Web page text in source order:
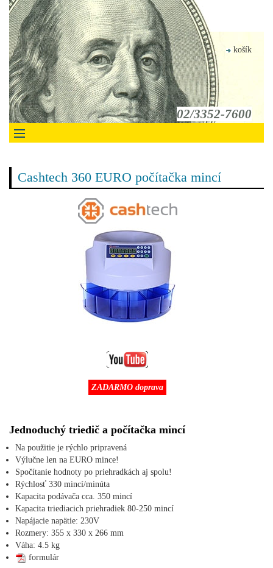
košík
02/3352-7600
Cashtech 360 EURO počítačka mincí
ZADARMO doprava
Jednoduchý triedič a počítačka mincí
Na použitie je rýchlo pripravená
Výlučne len na EURO mince!
Spočítanie hodnoty po priehradkách aj spolu!
Rýchlosť 330 mincí/minúta
Kapacita podávača cca. 350 mincí
Kapacita triediacich priehradiek 80-250 mincí
Napájacie napätie: 230V
Rozmery: 355 x 330 x 266 mm
Váha: 4.5 kg
formulár